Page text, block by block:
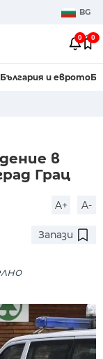
BG
0 0
България и еврото
в
Грац
A+ A-
Запази